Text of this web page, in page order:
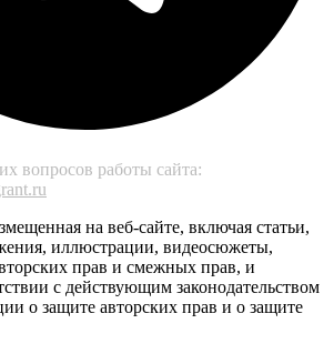
вопросов работы сайта:
на веб-сайте, включая статьи,
иллюстрации, видеосюжеты,
прав и смежных прав, и
с действующим законодательством
о защите авторских прав и о защите